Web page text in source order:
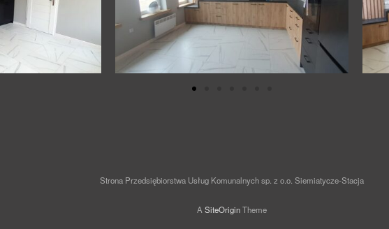
Strona Przedsiębiorstwa Usług Komunalnych sp. z o.o. Siemiatycze-Stacja
A SiteOriginTheme